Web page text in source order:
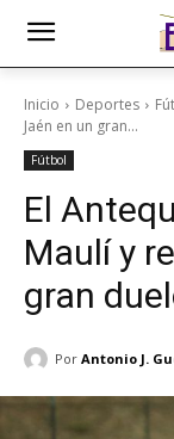
Inicio Deportes
Jaén en un gran...
Fútbol
El
Maulí y
gran
Por Antonio J.